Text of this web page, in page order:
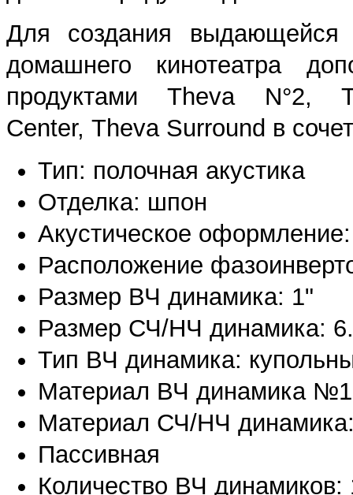
Для создания выдающейся
домашнего кинотеатра
продуктами Theva N°2,
Center, Theva Surround в
Тип: полочная акустика
Отделка: шпон
Акустическое
Расположение
Размер ВЧ динамика: 1"
Размер СЧ/НЧ динамика:
Тип ВЧ динамика:
Материал ВЧ динамика
Материал СЧ/НЧ
Пассивная
Количество ВЧ динамиков: